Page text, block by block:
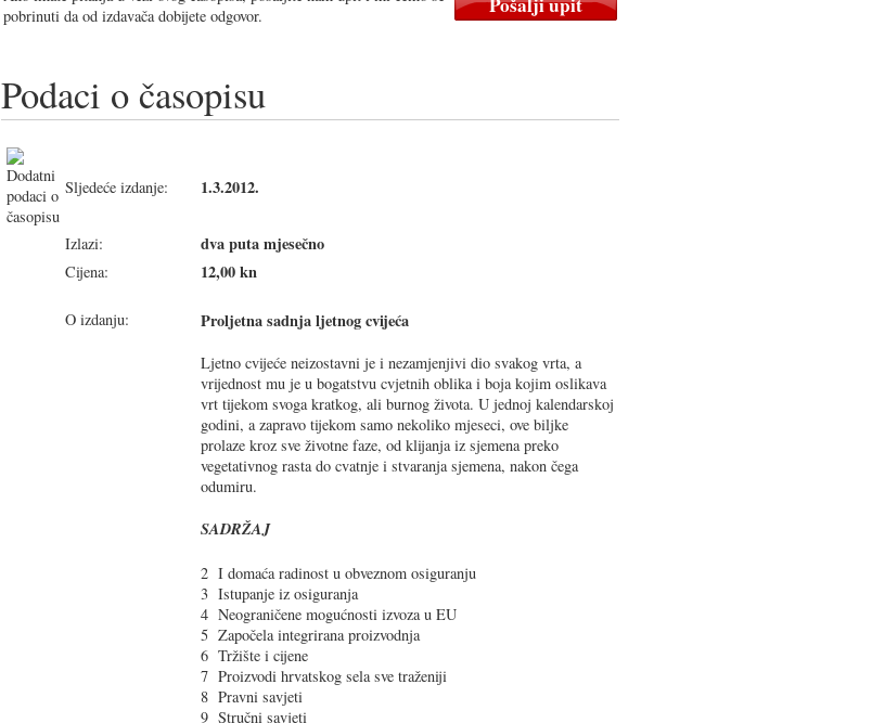
pobrinuti da od izdavača dobijete odgovor.
Podaci o časopisu
Sljedeće izdanje: 1.3.2012.
Izlazi: dva puta mjesečno
Cijena: 12,00 kn
O izdanju: Proljetna sadnja ljetnog cvijeća
Ljetno cvijeće neizostavni je i nezamjenjivi dio svakog vrta, a
vrijednost mu je u bogatstvu cvjetnih oblika i boja kojim oslikava
vrt tijekom svoga kratkog, ali burnog života. U jednoj kalendarskoj
godini, a zapravo tijekom samo nekoliko mjeseci, ove biljke
prolaze kroz sve životne faze, od klijanja iz sjemena preko
vegetativnog rasta do cvatnje i stvaranja sjemena, nakon čega
odumiru.
SADRŽAJ
2 I domaća radinost u obveznom osiguranju
3 Istupanje iz osiguranja
4 Neograničene mogućnosti izvoza u EU
5 Započela integrirana proizvodnja
6 Tržište i cijene
7 Proizvodi hrvatskog sela sve traženiji
8 Pravni savjeti
9 Stručni savjeti